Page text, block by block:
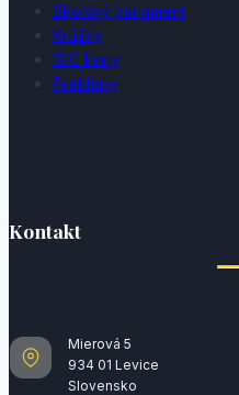
Školský parlament
Krúžky
ISIC karty
Preklepy
Kontakt
Mierová 5
934 01 Levice
Slovensko